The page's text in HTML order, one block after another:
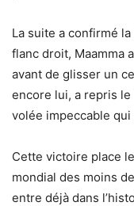
La suite a confirmé
flanc droit, Maamma
avant de glisser un
encore lui, a repris le
volée impeccable qui
Cette victoire place
mondial des moins
entre déjà dans